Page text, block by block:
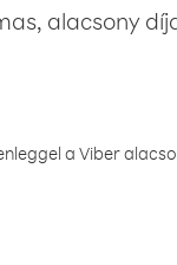
alacsony
a Viber